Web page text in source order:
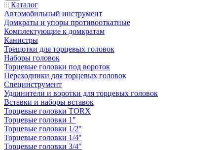
Каталог
Автомобильный инструмент
Домкраты и упоры противооткатные
Комплектующие к домкратам
Канистры
Трещотки для торцевых головок
Наборы головок
Торцевые головки под вороток
Переходники для торцевых головок
Специнструмент
Удлинители и воротки для торцевых головок
Вставки и наборы вставок
Торцевые головки TORX
Торцевые головки 1"
Торцевые головки 1/2"
Торцевые головки 1/4"
Торцевые головки 3/4"